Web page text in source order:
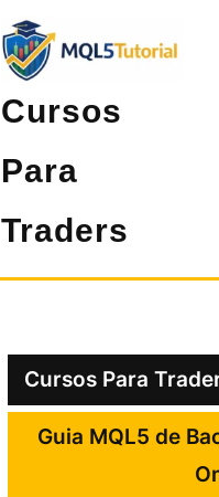
Cursos
Para
Traders
Cursos Para
Guia MQL5 de